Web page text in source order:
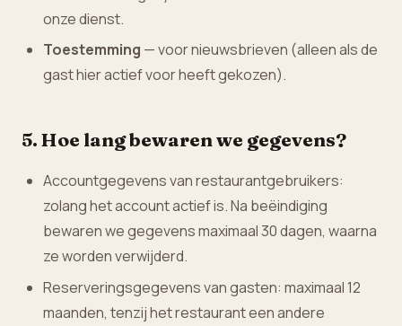
onze dienst.
Toestemming — voor nieuwsbrieven (alleen als de
gast hier actief voor heeft gekozen).
5. Hoe lang bewaren we gegevens?
Accountgegevens van restaurantgebruikers:
zolang het account actief is. Na beëindiging
bewaren we gegevens maximaal 30 dagen, waarna
ze worden verwijderd.
Reserveringsgegevens van gasten: maximaal 12
maanden, tenzij het restaurant een andere